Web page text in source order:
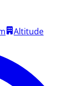
Altitude